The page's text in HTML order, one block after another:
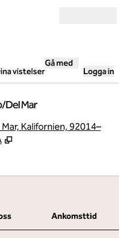
vistelser
Gå med
Logga in
Del Mar
Kalifornien, 92014–
Ankomsttid